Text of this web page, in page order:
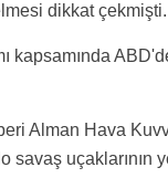
dikkat çekmişti.
kapsamında
Alman Hava
savaş uçaklarının